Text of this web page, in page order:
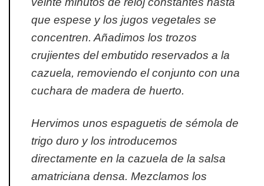
que espese y los jugos vegetales se
concentren. Añadimos los trozos
crujientes del embutido reservados a la
cazuela, removiendo el conjunto con una
cuchara de madera de huerto.
Hervimos unos espaguetis de sémola de
trigo duro y los introducemos
directamente en la cazuela de la salsa
amatriciana densa. Mezclamos los